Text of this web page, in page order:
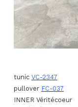
tunic VC-2347
pullover FC-037
INNER Véritécoeur